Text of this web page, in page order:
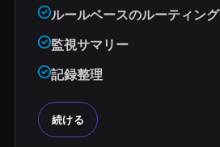
ルールベースのルーティング
監視サマリー
記録整理
続ける